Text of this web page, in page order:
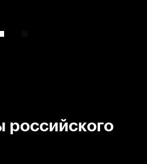
российского